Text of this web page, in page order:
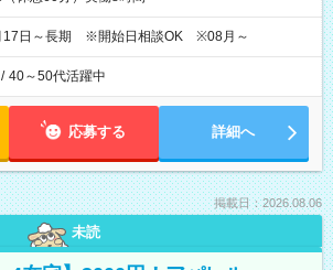
17日～長期 ※開始日相談OK ※08月～
/ 40～50代活躍中
応募する 詳細へ
掲載日：2026.08.06
未読